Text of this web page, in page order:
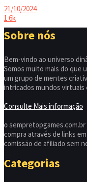
21/10/2024
1.6k
Sobre nós
Bem-vindo ao universo
Somos muito mais do que
um grupo de mentes
intricados mundos virtuais
Consulte Mais informação
o
compra através de links
comissão de afiliado sem
Categorias